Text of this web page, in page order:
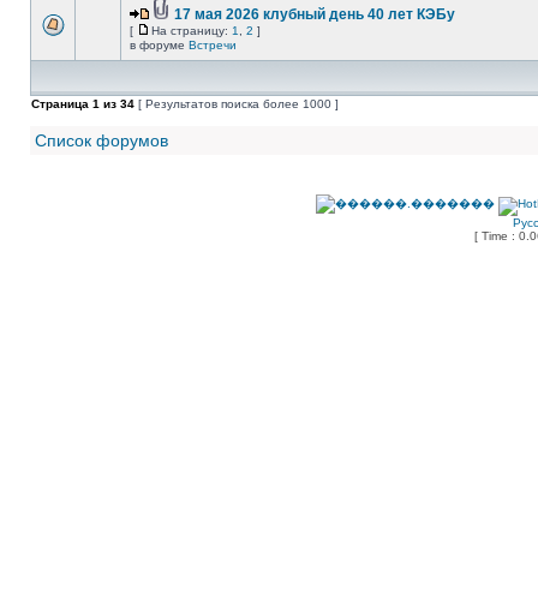
17 мая 2026 клубный день 40 лет КЭБу
[ На страницу: 1 2 ]
в форуме Встречи
Страница 1 из 34 [ Результатов поиска более 1000 ]
Список форумов
[ Time :